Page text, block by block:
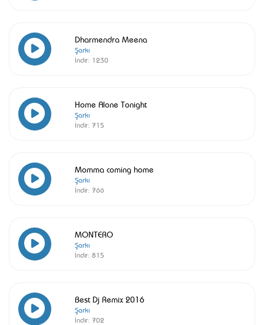
Dharmendra Meena
Şarkı
İndir: 1230
Home Alone Tonight
Şarkı
İndir: 715
Momma coming home
Şarkı
İndir: 766
MONTERO
Şarkı
İndir: 815
Best Dj Remix 2016
Şarkı
İndir: 702